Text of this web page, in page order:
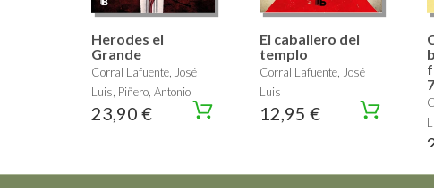
Herodes el
Grande
Corral Lafuente, José
Luis, Piñero, Antonio
23,90 €
El caballero del
templo
Corral Lafuente, José
Luis
12,95 €